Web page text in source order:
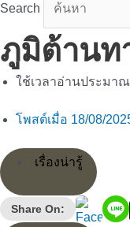
Search
ภูมิต้านท
ใช้เวลาอ่านประมา
โพสต์เมื่อ 18/08/
เรื่องน่ารู้
Share On: